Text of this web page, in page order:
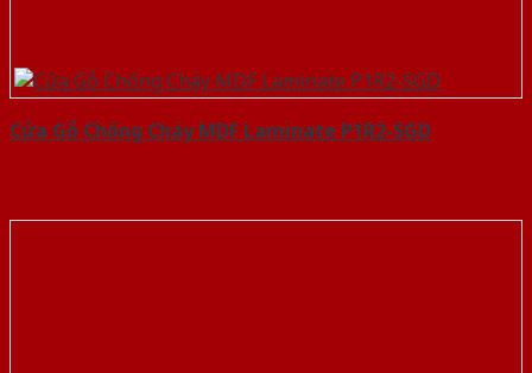
Cửa Gỗ Chống Cháy MDF Laminate P1R2-SGD